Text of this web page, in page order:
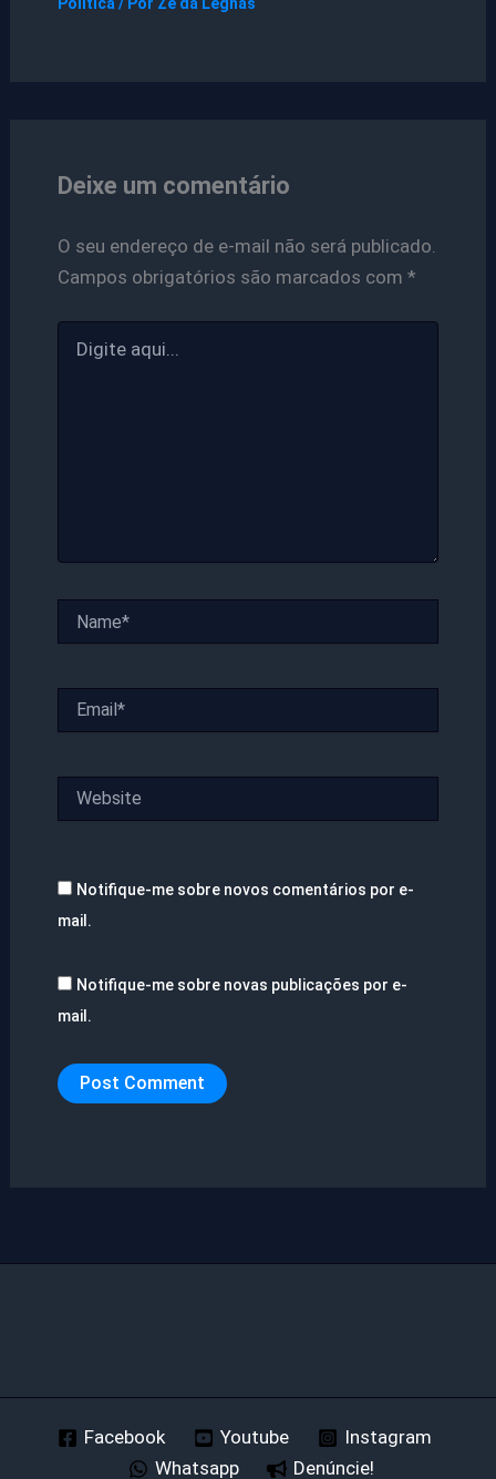
Deixe um comentário
O seu endereço de e-mail não será publicado.
Campos obrigatórios são marcados com *
aqui...
Notifique-me sobre novos comentários por e-
mail.
Notifique-me sobre novas publicações por e-
mail.
Facebook Youtube
Instagram
Whatsapp
Denúncie!